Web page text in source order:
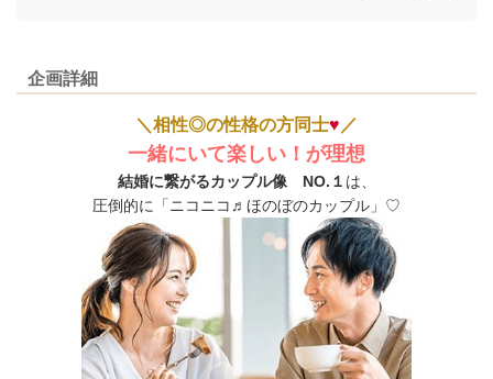
企画詳細
＼相性◎の性格の方同士♥ ／
一緒にいて楽しい！が理想
結婚に繋がるカップル像 NO.１ は、
圧倒的に「ニコニコ♬ほのぼのカップル」♡